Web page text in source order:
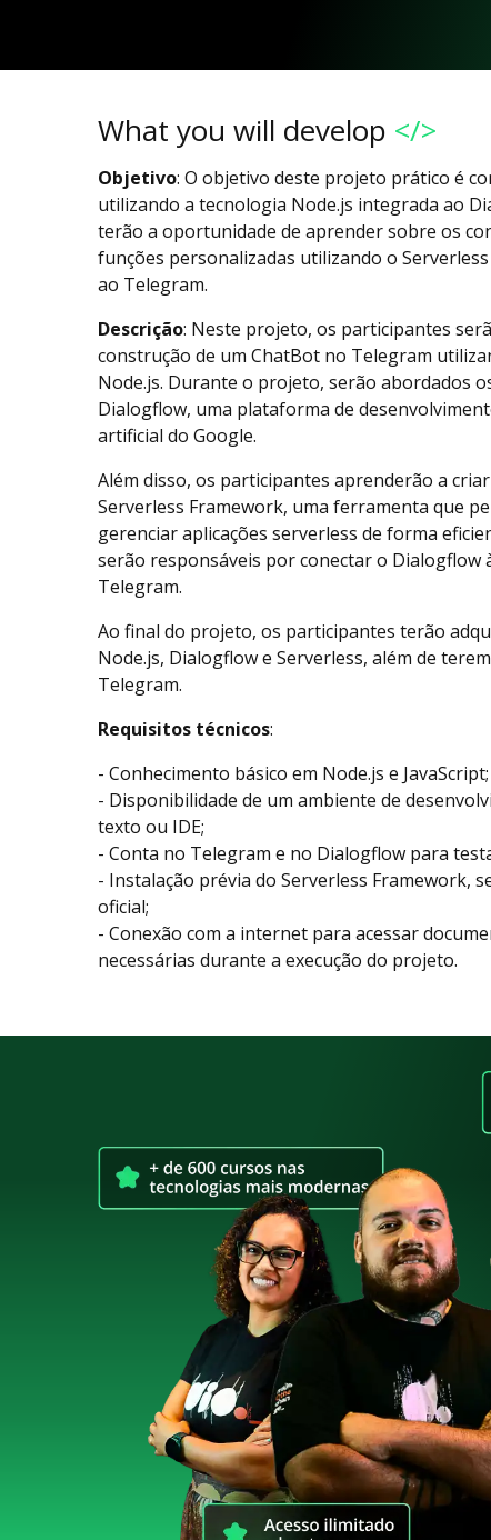
What you will develop </>
Objetivo: O objetivo deste projeto prático é
utilizando a tecnologia Node.js integrada ao
terão a oportunidade de aprender sobre os
funções personalizadas utilizando o
ao Telegram.
Descrição: Neste projeto, os participantes
construção de um ChatBot no Telegram
Node.js. Durante o projeto, serão abordados
Dialogflow, uma plataforma de
artificial do Google.
Além disso, os participantes aprenderão a
Serverless Framework, uma ferramenta que
gerenciar aplicações serverless de forma
serão responsáveis por conectar o Dialogflow
Telegram.
Ao final do projeto, os participantes terão
Node.js, Dialogflow e Serverless, além de
Telegram.
Requisitos técnicos:
- Conhecimento básico em Node.js e JavaScript;
- Disponibilidade de um ambiente de
texto ou IDE;
- Conta no Telegram e no Dialogflow para
- Instalação prévia do Serverless Framework,
oficial;
- Conexão com a internet para acessar
necessárias durante a execução do projeto.